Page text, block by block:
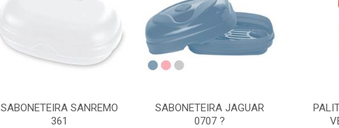
SABONETEIRA SANREMO
361
SABONETEIRA JAGUAR
0707 ?